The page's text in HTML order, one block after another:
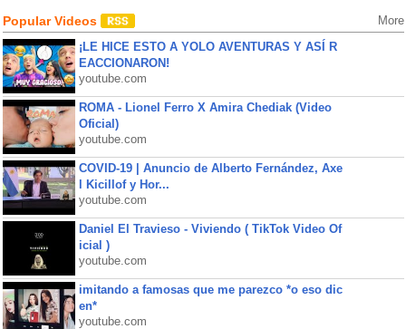
Popular Videos More
¡LE HICE ESTO A YOLO AVENTURAS Y ASÍ R
EACCIONARON!
youtube.com
ROMA - Lionel Ferro X Amira Chediak (Video
Oficial)
youtube.com
COVID-19 | Anuncio de Alberto Fernández, Axe
l Kicillof y Hor...
youtube.com
Daniel El Travieso - Viviendo ( TikTok Video Of
icial )
youtube.com
imitando a famosas que me parezco *o eso dic
en*
youtube.com